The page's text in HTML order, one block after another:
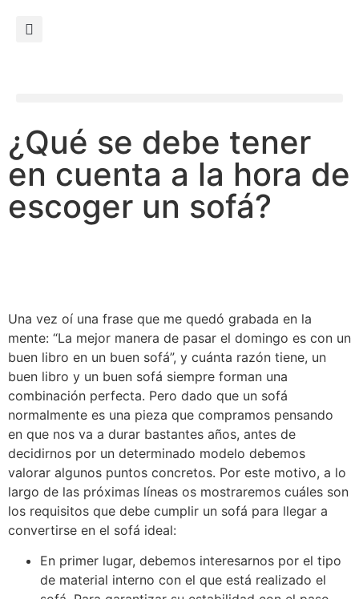
¿Qué se debe tener
en cuenta a la hora de
escoger un sofá?
Una vez oí una frase que me quedó grabada en la
mente: “La mejor manera de pasar el domingo es con un
buen libro en un buen sofá”, y cuánta razón tiene, un
buen libro y un buen sofá siempre forman una
combinación perfecta. Pero dado que un sofá
normalmente es una pieza que compramos pensando
en que nos va a durar bastantes años, antes de
decidirnos por un determinado modelo debemos
valorar algunos puntos concretos. Por este motivo, a lo
largo de las próximas líneas os mostraremos cuáles son
los requisitos que debe cumplir un sofá para llegar a
convertirse en el sofá ideal:
En primer lugar, debemos interesarnos por el tipo
de material interno con el que está realizado el